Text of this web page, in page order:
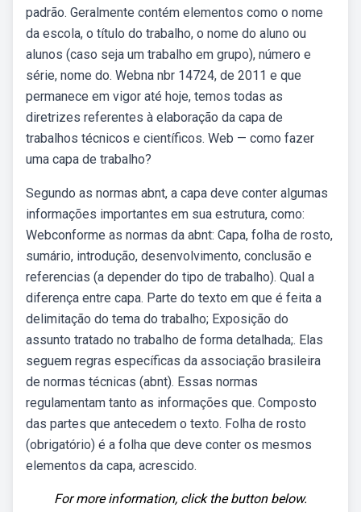
padrão. Geralmente contém elementos como o nome
da escola, o título do trabalho, o nome do aluno ou
alunos (caso seja um trabalho em grupo), número e
série, nome do. Webna nbr 14724, de 2011 e que
permanece em vigor até hoje, temos todas as
diretrizes referentes à elaboração da capa de
trabalhos técnicos e científicos. Web — como fazer
uma capa de trabalho?
Segundo as normas abnt, a capa deve conter algumas
informações importantes em sua estrutura, como:
Webconforme as normas da abnt: Capa, folha de rosto,
sumário, introdução, desenvolvimento, conclusão e
referencias (a depender do tipo de trabalho). Qual a
diferença entre capa. Parte do texto em que é feita a
delimitação do tema do trabalho; Exposição do
assunto tratado no trabalho de forma detalhada;. Elas
seguem regras específicas da associação brasileira
de normas técnicas (abnt). Essas normas
regulamentam tanto as informações que. Composto
das partes que antecedem o texto. Folha de rosto
(obrigatório) é a folha que deve conter os mesmos
elementos da capa, acrescido.
For more information, click the button below.